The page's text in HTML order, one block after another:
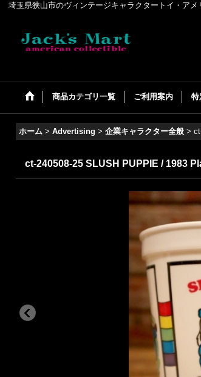
埼玉県狭山市のヴィンテージキャラクタートイ・ア
商品カテゴリ一覧 ご利用案内 特
ホーム > Advertising > 企業キャラクター全般 >
ct-240508-25 SLUSH PUPPIE / 1983